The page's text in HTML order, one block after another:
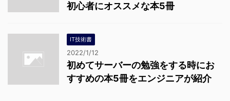
初心者にオススメな本5冊
IT技術書
2022/1/12
初めてサーバーの勉強をする時にお
すすめの本5冊をエンジニアが紹介